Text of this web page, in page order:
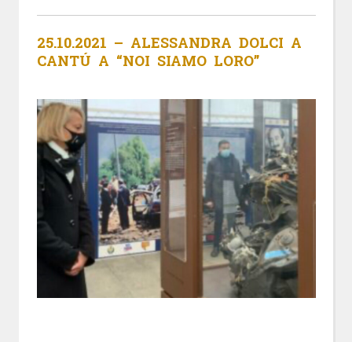
25.10.2021 – ALESSANDRA DOLCI A
CANTÚ A “NOI SIAMO LORO”